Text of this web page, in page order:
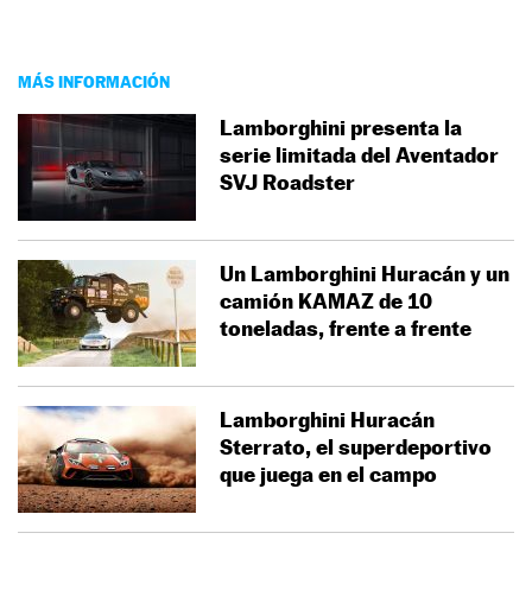
MÁS INFORMACIÓN
Lamborghini presenta la
serie limitada del Aventador
SVJ Roadster
Un Lamborghini Huracán y un
camión KAMAZ de 10
toneladas, frente a frente
Lamborghini Huracán
Sterrato, el superdeportivo
que juega en el campo